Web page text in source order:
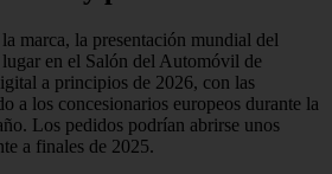
marca, la presentación mundial del
en el Salón del Automóvil de
a principios de 2026, con las
a los concesionarios europeos durante la
Los pedidos podrían abrirse unos
a finales de 2025.